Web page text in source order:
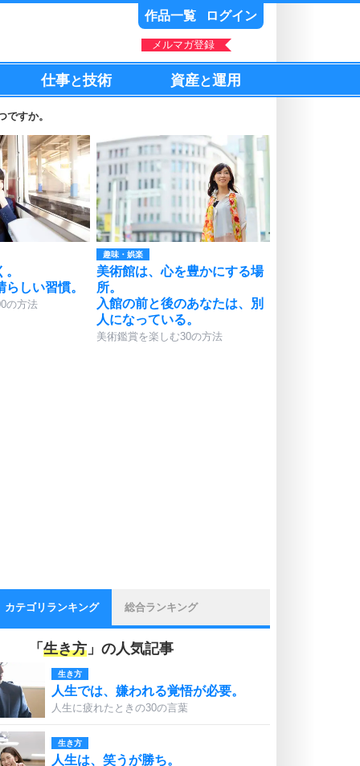
作品一覧 ログイン
メルマガ登録
仕事と技術 資産と運用
すか。
しい習慣。
の方法
趣味・娯楽
美術館は、心を豊かにする場
所。
入館の前と後のあなたは、別
人になっている。
美術鑑賞を楽しむ30の方法
カテゴリランキング 総合ランキング
「 生き方 」の人気記事
生き方
人生では、嫌われる覚悟が必要。
人生に疲れたときの30の言葉
生き方
人生は、笑うが勝ち。